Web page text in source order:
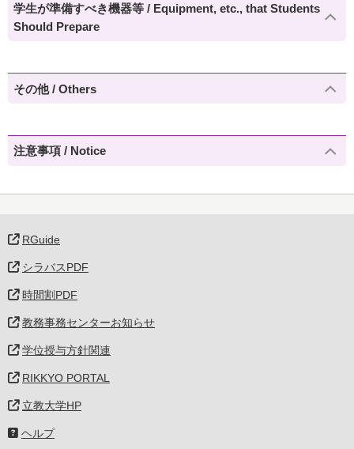
学生が準備すべき機器等 / Equipment, etc., that Students
Should Prepare
その他 / Others
注意事項 / Notice
RGuide
シラバスPDF
時間割PDF
教務事務センターお知らせ
学位授与方針関連
RIKKYO PORTAL
立教大学HP
ヘルプ